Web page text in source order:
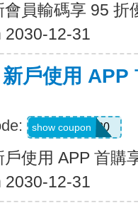
會員輸碼享 95 折
2030-12-31
新戶使用
APP20
show coupon
戶使用 APP 首購
2030-12-31